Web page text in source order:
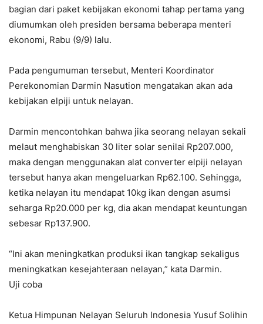
bagian dari paket kebijakan ekonomi tahap pertama yang
diumumkan oleh presiden bersama beberapa menteri
ekonomi, Rabu (9/9) lalu.
Pada pengumuman tersebut, Menteri Koordinator
Perekonomian Darmin Nasution mengatakan akan ada
kebijakan elpiji untuk nelayan.
Darmin mencontohkan bahwa jika seorang nelayan sekali
melaut menghabiskan 30 liter solar senilai Rp207.000,
maka dengan menggunakan alat converter elpiji nelayan
tersebut hanya akan mengeluarkan Rp62.100. Sehingga,
ketika nelayan itu mendapat 10kg ikan dengan asumsi
seharga Rp20.000 per kg, dia akan mendapat keuntungan
sebesar Rp137.900.
“Ini akan meningkatkan produksi ikan tangkap sekaligus
meningkatkan kesejahteraan nelayan,” kata Darmin.
Uji coba
Ketua Himpunan Nelayan Seluruh Indonesia Yusuf Solihin